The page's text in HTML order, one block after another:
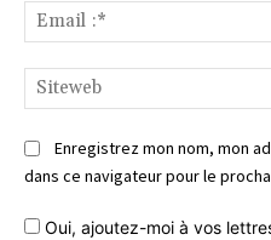
Enregistrez mon nom, mon
dans ce navigateur pour le
Oui, ajoutez-moi à vos